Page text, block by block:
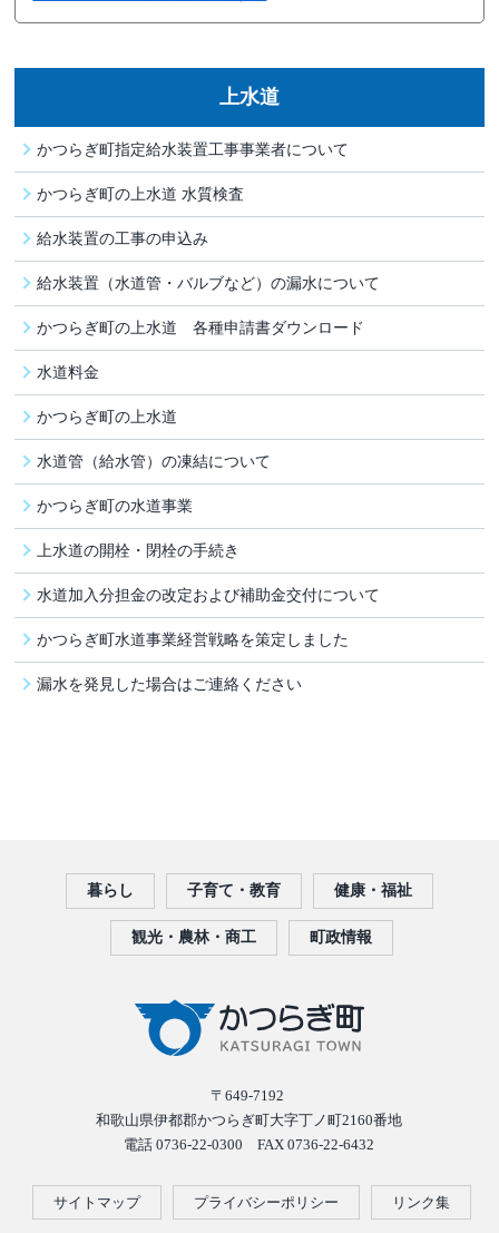
上水道
かつらぎ町指定給水装置工事事業者について
かつらぎ町の上水道 水質検査
給水装置の工事の申込み
給水装置（水道管・バルブなど）の漏水について
かつらぎ町の上水道 各種申請書ダウンロード
水道料金
かつらぎ町の上水道
水道管（給水管）の凍結について
かつらぎ町の水道事業
上水道の開栓・閉栓の手続き
水道加入分担金の改定および補助金交付について
かつらぎ町水道事業経営戦略を策定しました
漏水を発見した場合はご連絡ください
暮らし 子育て・教育 健康・福祉
観光・農林・商工 町政情報
〒649-7192
和歌山県伊都郡かつらぎ町大字丁ノ町2160番地
電話 0736-22-0300 FAX 0736-22-6432
サイトマップ プライバシーポリシー リンク集